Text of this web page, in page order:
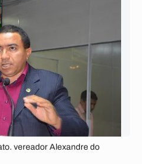
vereador Alexandre do